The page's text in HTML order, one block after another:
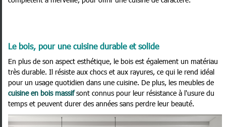
Le bois, pour une cuisine durable et solide
En plus de son aspect esthétique, le bois est également un matériau
très durable. Il résiste aux chocs et aux rayures, ce qui le rend idéal
pour un usage quotidien dans une cuisine. De plus, les meubles de
cuisine en bois massifsont connus pour leur résistance à l'usure du
temps et peuvent durer des années sans perdre leur beauté.